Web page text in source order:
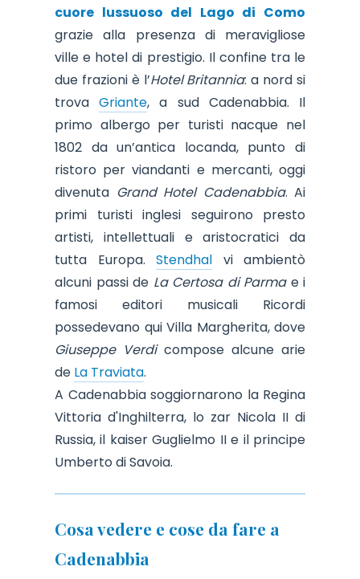
cuore lussuoso del Lago di Como
grazie alla presenza di meravigliose
ville e hotel di prestigio. Il confine tra le
due frazioni è l’Hotel Britannia: a nord si
trovaGriante, a sud Cadenabbia. Il
primo albergo per turisti nacque nel
1802 da un’antica locanda, punto di
ristoro per viandanti e mercanti, oggi
divenuta Grand Hotel Cadenabbia. Ai
primi turisti inglesi seguirono presto
artisti, intellettuali e aristocratici da
tutta Europa. Stendhal vi ambientò
alcuni passi de La Certosa di Parmae i
famosi editori musicali Ricordi
possedevano qui Villa Margherita, dove
Giuseppe Verdicompose alcune arie
de La Traviata.
A Cadenabbia soggiornarono la Regina
Vittoria d'Inghilterra, lo zar Nicola II di
Russia, il kaiser Guglielmo II e il principe
Umberto di Savoia.
Cosa vedere e cose da fare a
Cadenabbia